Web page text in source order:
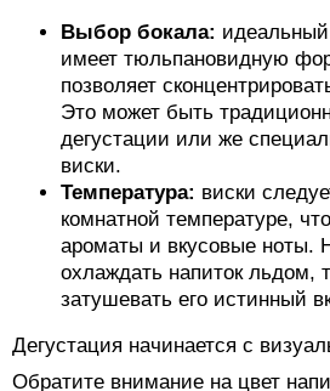
Выбор бокала:
имеет тюльпановидную
позволяет
Это может быть
дегустации или же
виски.
Температура: виски
комнатной температуре,
ароматы и вкусовые ноты.
охлаждать напиток льдом,
затушевать его истинный
Дегустация начинается с
Обратите внимание на цвет